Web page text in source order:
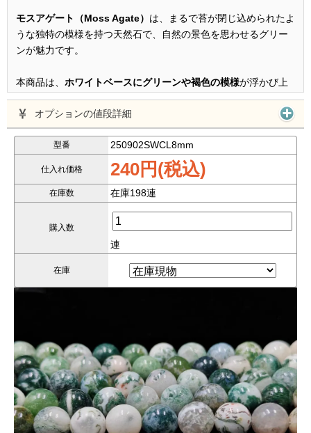
モスアゲート（Moss Agate） は、まるで苔が閉じ込められたよ
うな独特の模様を持つ天然石で、自然の景色を思わせるグリー
ンが魅力です。
本商品は、 ホワイトベースにグリーンや褐色の模様が浮かび上
がり、一本ごとに異なる個性を楽しめます。
約8mmサイズの珠を使用したシンプルなブレスレットで、重ね
付けや普段使いにもおすすめ。
という驚きのプライスで、ナチュラル感たっぷりのモ
スアゲートをお手軽にお試しいただけます。
古来より、自然との調和や安らぎをもたらす石として愛されて
おすすめポイント
8mmサイズで使いやすくデイリーにも最適。
240円というコストパフォーマンス抜群の価格。
オプションの値段詳細
型番 250902SWCL8mm
仕入れ価格 240円(税込)
在庫数 在庫198連
購入数
連
在庫